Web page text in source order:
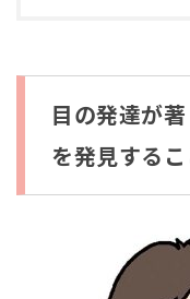
発
達
が
著
目の発達が
を発見する